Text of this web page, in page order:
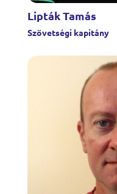
Lipták Tamás
Szövetségi kapitány